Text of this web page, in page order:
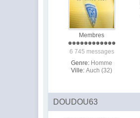
Membres
6 745 messages
Genre: Homme
Ville: Auch (32)
DOUDOU63